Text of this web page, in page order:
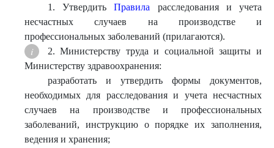
1. УтвердитьПравила расследования и учета
несчастных случаев на производстве и
профессиональных заболеваний (прилагаются).
2. Министерству труда и социальной защиты и
Министерству здравоохранения:
разработать и утвердить формы документов,
необходимых для расследования и учета несчастных
случаев на производстве и профессиональных
заболеваний, инструкцию о порядке их заполнения,
ведения и хранения;